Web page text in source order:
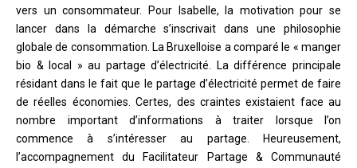
vers un consommateur. Pour Isabelle, la motivation pour se
lancer dans la démarche s’inscrivait dans une philosophie
globale de consommation. La Bruxelloise a comparé le « manger
bio & local » au partage d’électricité. La différence principale
résidant dans le fait que le partage d’électricité permet de faire
de réelles économies. Certes, des craintes existaient face au
nombre important d’informations à traiter lorsque l’on
commence à s’intéresser au partage. Heureusement,
l’accompagnement du Facilitateur Partage & Communauté